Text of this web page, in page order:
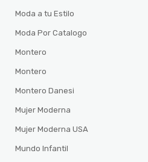
Moda a tu Estilo
Moda Por Catalogo
Montero
Montero
Montero Danesi
Mujer Moderna
Mujer Moderna USA
Mundo Infantil